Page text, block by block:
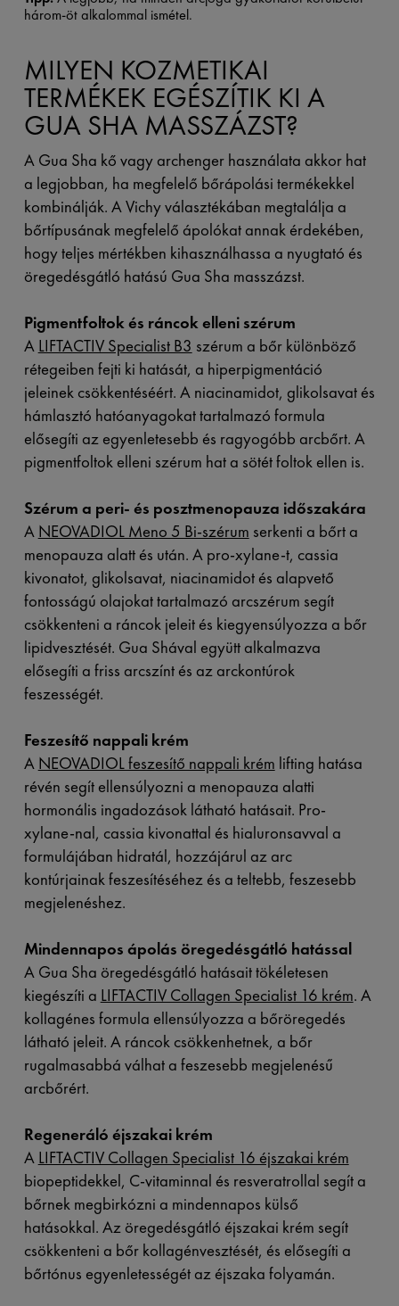
három-öt alkalommal ismétel.
MILYEN KOZMETIKAI
TERMÉKEK EGÉSZÍTIK KI A
GUA SHA MASSZÁZST?
A Gua Sha kő vagy archenger használata akkor hat
a legjobban, ha megfelelő bőrápolási termékekkel
kombinálják. A Vichy választékában megtalálja a
bőrtípusának megfelelő ápolókat annak érdekében,
hogy teljes mértékben kihasználhassa a nyugtató és
öregedésgátló hatású Gua Sha masszázst.
Pigmentfoltok és ráncok elleni szérum
A LIFTACTIV Specialist B3 szérum a bőr különböző
rétegeiben fejti ki hatását, a hiperpigmentáció
jeleinek csökkentéséért. A niacinamidot, glikolsavat és
hámlasztó hatóanyagokat tartalmazó formula
elősegíti az egyenletesebb és ragyogóbb arcbőrt. A
pigmentfoltok elleni szérum hat a sötét foltok ellen is.
Szérum a peri- és posztmenopauza időszakára
A NEOVADIOL Meno 5 Bi-szérum serkenti a bőrt a
menopauza alatt és után. A pro-xylane-t, cassia
kivonatot, glikolsavat, niacinamidot és alapvető
fontosságú olajokat tartalmazó arcszérum segít
csökkenteni a ráncok jeleit és kiegyensúlyozza a bőr
lipidvesztését. Gua Shával együtt alkalmazva
elősegíti a friss arcszínt és az arckontúrok
feszességét.
Feszesítő nappali krém
A NEOVADIOL feszesítő nappali krém lifting hatása
révén segít ellensúlyozni a menopauza alatti
hormonális ingadozások látható hatásait. Pro-
xylane-nal, cassia kivonattal és hialuronsavval a
formulájában hidratál, hozzájárul az arc
kontúrjainak feszesítéséhez és a teltebb, feszesebb
megjelenéshez.
Mindennapos ápolás öregedésgátló hatással
A Gua Sha öregedésgátló hatásait tökéletesen
kiegészíti a LIFTACTIV Collagen Specialist 16 krém. A
kollagénes formula ellensúlyozza a bőröregedés
látható jeleit. A ráncok csökkenhetnek, a bőr
rugalmasabbá válhat a feszesebb megjelenésű
arcbőrért.
Regeneráló éjszakai krém
A LIFTACTIV Collagen Specialist 16 éjszakai krém
biopeptidekkel, C-vitaminnal és resveratrollal segít a
bőrnek megbirkózni a mindennapos külső
hatásokkal. Az öregedésgátló éjszakai krém segít
csökkenteni a bőr kollagénvesztését, és elősegíti a
bőrtónus egyenletességét az éjszaka folyamán.